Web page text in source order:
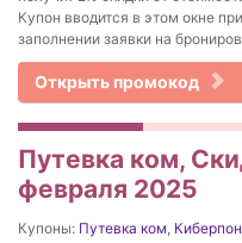
Купон вводится в этом окне при
заполнении заявки на
Открыть промокод
Путевка ком,
февраля 2025
Купоны: Путевка ком,